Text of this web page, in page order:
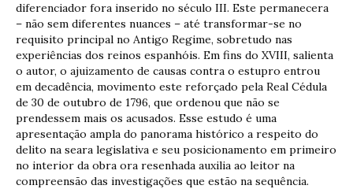
diferenciador fora inserido no século III. Este permanecera
– não sem diferentes nuances – até transformar-se no
requisito principal no Antigo Regime, sobretudo nas
experiências dos reinos espanhóis. Em fins do XVIII, salienta
o autor, o ajuizamento de causas contra o estupro entrou
em decadência, movimento este reforçado pela Real Cédula
de 30 de outubro de 1796, que ordenou que não se
prendessem mais os acusados. Esse estudo é uma
apresentação ampla do panorama histórico a respeito do
delito na seara legislativa e seu posicionamento em primeiro
no interior da obra ora resenhada auxilia ao leitor na
compreensão das investigações que estão na sequência.